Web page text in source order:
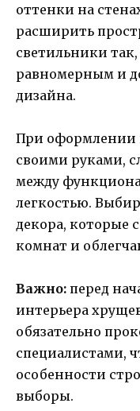
оттенки на
расширить
светильники
равномерным и
дизайна.
При оформлении
своими руками,
между
легкостью.
декора, которые
комнат и
Важно: перед
интерьера
обязательно
специалистами,
особенности
выборы.